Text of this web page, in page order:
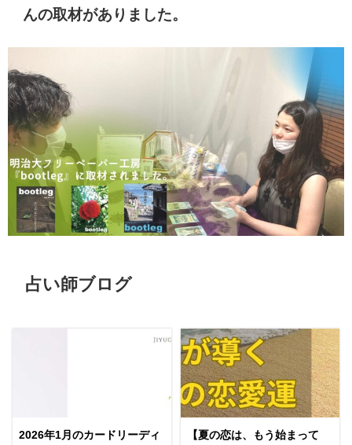
んの取材がありました。
占い師ブログ
2026年1月のカードリーディ
【夏の恋は、もう始まって